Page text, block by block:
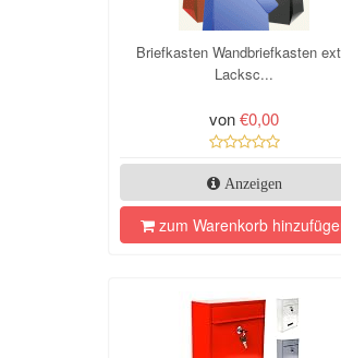
Briefkasten Wandbriefkasten
Lacksc...
von€0,00
Anzeigen
zum Warenkorb